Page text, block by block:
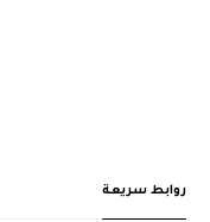
روابط سريعة